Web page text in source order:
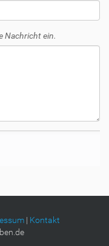
Nachricht ein.
| Kontakt